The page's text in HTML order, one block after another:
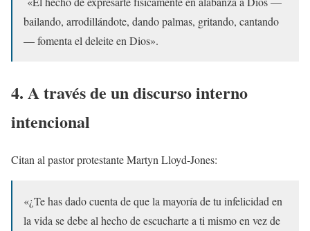
bailando, arrodillándote, dando palmas, gritando, cantando
— fomenta el deleite en Dios».
4. A través de un discurso interno
intencional
Citan al pastor protestante Martyn Lloyd-Jones:
«¿Te has dado cuenta de que la mayoría de tu infelicidad en
la vida se debe al hecho de escucharte a ti mismo en vez de